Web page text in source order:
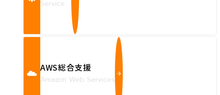
Service
AWS総合支援
Amazon Web Services